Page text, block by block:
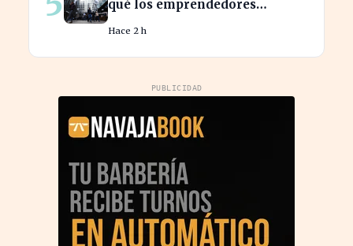
qué los emprendedores
rezagados?
Hace 2 h
PUBLICIDAD